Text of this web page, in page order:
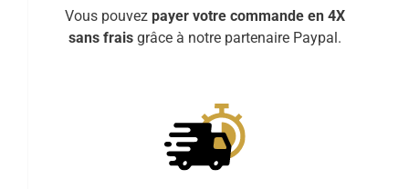
Vous pouvez payer votre commande en 4X
sans frais grâce à notre partenaire Paypal.